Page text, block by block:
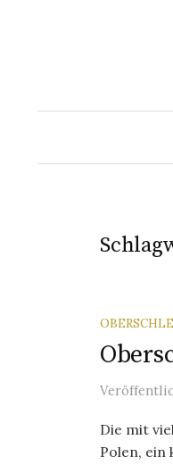
Die mit
Polen, ein